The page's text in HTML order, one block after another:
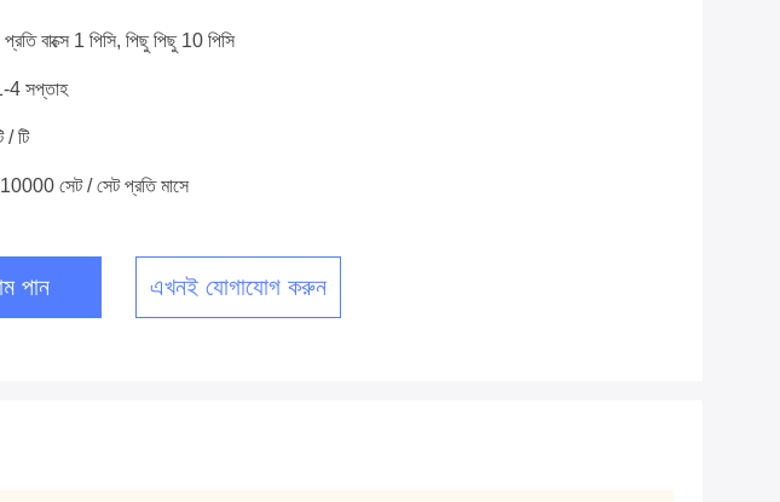
প্রতি বাক্সে 1 পিসি, পিছু পিছু 10 পিসি
4 সপ্তাহ
/ টি
10000 সেট / সেট প্রতি মাসে
পান এখনই যোগাযোগ করুন